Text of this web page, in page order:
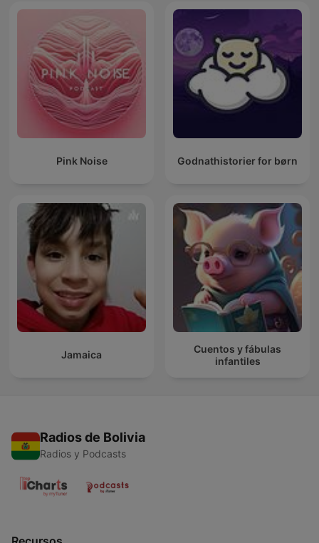
Pink Noise Godnathistorier for børn
Jamaica
Cuentos y fábulas
infantiles
Radios de Bolivia
Radios y Podcasts